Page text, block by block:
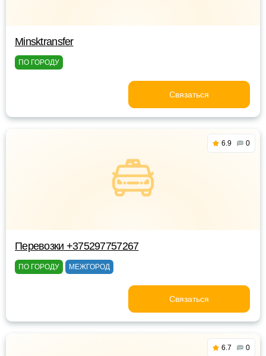
Minsktransfer
ПО ГОРОДУ
Связаться
6.9 0
Перевозки +375297757267
ПО ГОРОДУ МЕЖГОРОД
Связаться
6.7 0